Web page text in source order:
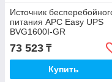
Источник
питания APC Easy UPS
BVG1600I-GR
73 523 ₸
Купить